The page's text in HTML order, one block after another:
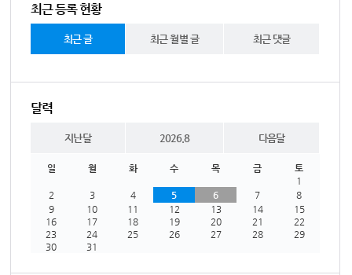
최근 등록 현황
최근 글 최근 월별 글 최근 댓글
달력
지난달 2026.8 다음달
일 월 화 수 목 금
토
1
2
3 4 5 6 7
8
9
10 11 12 13 14
15
16
17 18 19 20 21
22
23
24 25 26 27 28
29
30
31